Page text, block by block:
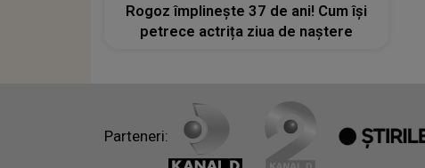
Rogoz împlinește 37 de ani! Cum își
petrece actrița ziua de naștere
Parteneri: